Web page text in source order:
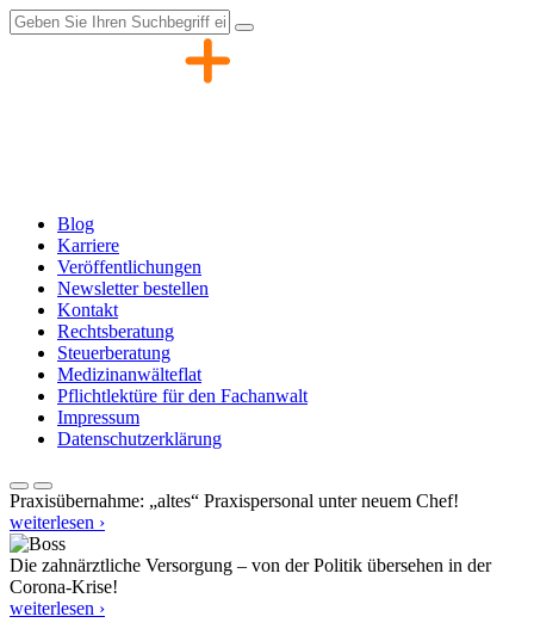
Zum
Inhalt
Blog
Karriere
Veröffentlichungen
Newsletter bestellen
Kontakt
Rechtsberatung
Steuerberatung
Medizinanwälteflat
Pflichtlektüre für den Fachanwalt
Impressum
Datenschutzerklärung
Praxisübernahme: „altes“ Praxispersonal unter neuem Chef!
weiterlesen ›
Die zahnärztliche Versorgung – von der Politik übersehen in der
Corona-Krise!
weiterlesen ›